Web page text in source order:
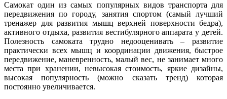
Самокат один из самых популярных видов транспорта для
передвижения по городу, занятия спортом (самый лучший
тренажер для развития мышц верхней поверхности бедра),
активного отдыха, развития вестибулярного аппарата у детей.
Полезность самоката трудно недооценивать – развитие
практически всех мышц и координации движения, быстрое
передвижение, маневренность, малый вес, не занимает много
места при хранении, невысокая стоимость, яркие дизайны,
высокая популярность (можно сказать тренд) которая
постоянно увеличивается.